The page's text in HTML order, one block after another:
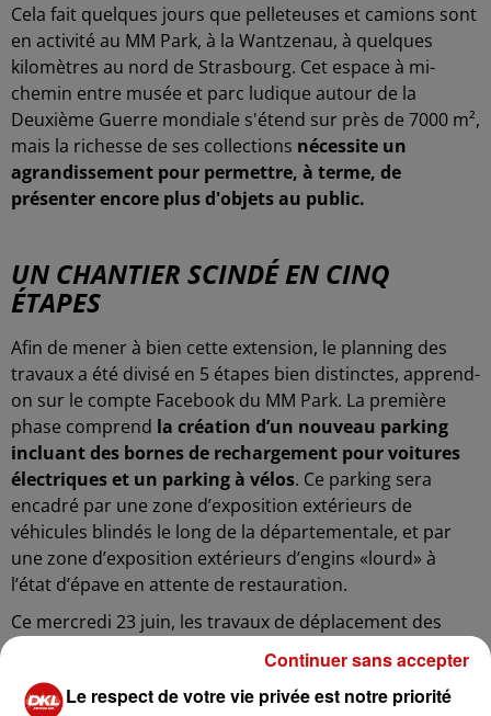
Cela fait quelques jours que pelleteuses et camions sont
en activité au MM Park, à la Wantzenau, à quelques
kilomètres au nord de Strasbourg. Cet espace à mi-
chemin entre musée et parc ludique autour de la
Deuxième Guerre mondiale s'étend sur près de 7000 m²,
mais la richesse de ses collections nécessite un
agrandissement pour permettre, à terme, de
présenter encore plus d'objets au public.
UN CHANTIER SCINDÉ EN CINQ
ÉTAPES
Afin de mener à bien cette extension, le planning des
travaux a été divisé en 5 étapes bien distinctes, apprend-
on sur le compte Facebook du MM Park. La première
phase comprend la création d’un nouveau parking
incluant des bornes de rechargement pour voitures
électriques et un parking à vélos. Ce parking sera
encadré par une zone d’exposition extérieurs de
véhicules blindés le long de la départementale, et par
une zone d’exposition extérieurs d’engins «lourd» à
l’état d’épave en attente de restauration.
Ce mercredi 23 juin, les travaux de déplacement des
engins lourds ont commencé sur le site, à l'aide de
plusieurs grues et de camions de transport spécialisés
dans les charges lourdes.
Le respect de votre vie privée est notre priorité
Continuer sans accepter